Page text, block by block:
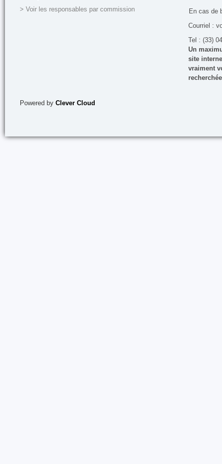
> Voir les responsables par commission
En cas de
Courriel :
Tel : (33)
Un
site
vraiment
Powered by Clever Cloud